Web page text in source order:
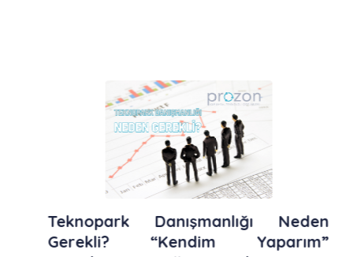
Teknopark Danışmanlığı Neden
Gerekli? “Kendim Yaparım”